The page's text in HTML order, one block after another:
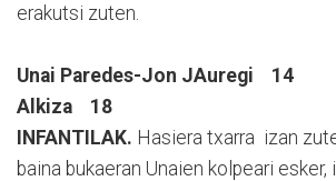
erakutsi zuten.
Unai Paredes-Jon JAuregi 14
Alkiza 18
INFANTILAK. Hasiera txarra izan
baina bukaeran Unaien kolpeari esker,